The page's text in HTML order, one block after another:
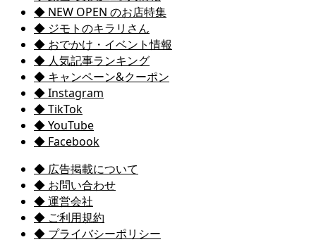
◆ NEW OPEN のお店特集
◆ ジモトのキラリさん
◆ おでかけ・イベント情報
◆ 人気記事ランキング
◆ キャンペーン&クーポン
◆ Instagram
◆ TikTok
◆ YouTube
◆ Facebook
◆ 広告掲載について
◆ お問い合わせ
◆ 運営会社
◆ ご利用規約
◆ プライバシーポリシー